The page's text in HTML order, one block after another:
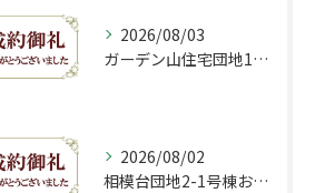
2026/08/03
ガーデン山住宅団地10号棟おかげさまでご成約致しました。
2026/08/02
相模台団地2-1号棟おかげさまでご成約致しました。